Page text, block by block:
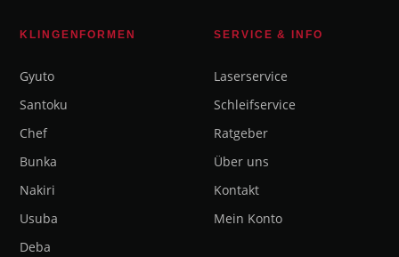
KLINGENFORMEN
Gyuto
Santoku
Chef
Bunka
Nakiri
Usuba
Deba
SERVICE & INFO
Laserservice
Schleifservice
Ratgeber
Über uns
Kontakt
Mein Konto